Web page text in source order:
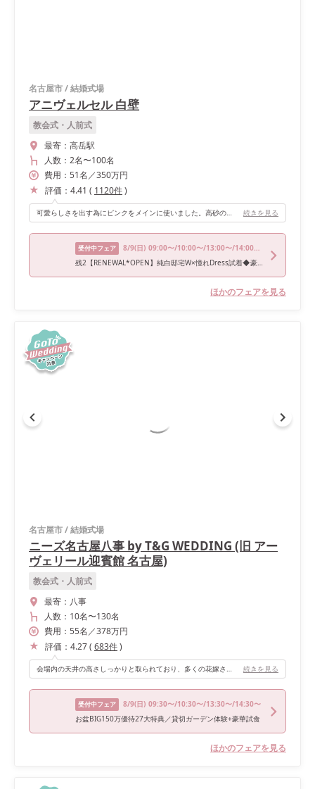
名古屋市/結婚式場
アニヴェルセル 白壁
教会式・人前式
最寄： 高岳駅
人数： 2名〜100名
費用： 51名 ／350万円
評価： 4.41 ( 1120件)
可愛らしさを出す為にピンクをメインに使いました。高砂のテーブルもゲストテーブルと同じピンクのクロスをかけ、またチュールもつけました。お花もピンクと白の小花を使い可愛らしさを出しました。 続きを見る
受付中フェア 8/9(日) 09:00〜/10:00〜/13:00〜/14:00〜/15:00〜
残2【RENEWAL*OPEN】純白邸宅W×憧れDress試着◆豪華特典×ALL体験
ほかのフェアを見る
名古屋市/結婚式場
ニーズ名古屋八事 by T&G WEDDING (旧 アー
ヴェリール迎賓館 名古屋)
教会式・人前式
最寄： 八事
人数： 10名〜130名
費用： 55名 ／378万円
評価： 4.27( 683件)
会場内の天井の高さしっかりと取られており、多くの花嫁さん憧れの大階段からの入場も出来ました。 また、披露宴会場とガーデンが繋がっており、開放的な視界に加えてお色直し入場も可能なためゲストも自分たちもとっても楽しめる造りになっています！ 午後式の場合は夕方ライトアップしたガーデンからの再入場をすることで、1回目の入場の雰囲気とはガラッと変わりゲストからの反応もとても良かったです♡ 続きを見る
受付中フェア 8/9(日) 09:30〜/10:30〜/13:30〜/14:30〜
お盆BIG150万優待27大特典／貸切ガーデン体験+豪華試食
ほかのフェアを見る